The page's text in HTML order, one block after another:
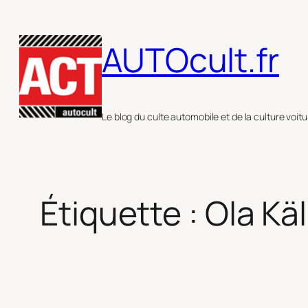
au
contenu
AUTOcult.fr
Le blog du culte automobile et de la culture
Étiquette : Ola